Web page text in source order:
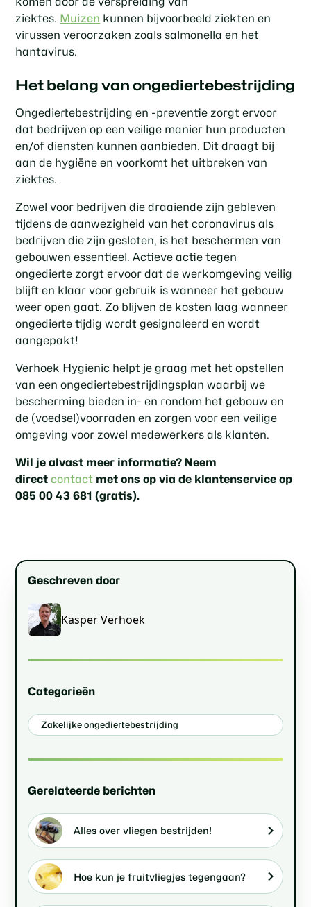
Geschreven door
Kasper Verhoek
Categorieën
Zakelijke ongediertebestrijding
Gerelateerde berichten
Alles over vliegen bestrijden!
Hoe kun je fruitvliegjes tegengaan?
ziektes. Muizen kunnen bijvoorbeeld ziekten en
virussen veroorzaken zoals salmonella en het
hantavirus.
Het belang van ongediertebestrijding
Ongediertebestrijding en -preventie zorgt ervoor
dat bedrijven op een veilige manier hun producten
en/of diensten kunnen aanbieden. Dit draagt bij
aan de hygiëne en voorkomt het uitbreken van
ziektes.
Zowel voor bedrijven die draaiende zijn gebleven
tijdens de aanwezigheid van het coronavirus als
bedrijven die zijn gesloten, is het beschermen van
gebouwen essentieel. Actieve actie tegen
ongedierte zorgt ervoor dat de werkomgeving veilig
blijft en klaar voor gebruik is wanneer het gebouw
weer open gaat. Zo blijven de kosten laag wanneer
ongedierte tijdig wordt gesignaleerd en wordt
aangepakt!
Verhoek Hygienic helpt je graag met het opstellen
van een ongediertebestrijdingsplan waarbij we
bescherming bieden in- en rondom het gebouw en
de (voedsel)voorraden en zorgen voor een veilige
omgeving voor zowel medewerkers als klanten.
Wil je alvast meer informatie? Neem
directcontact met ons op via de klantenservice op
085 00 43 681 (gratis).